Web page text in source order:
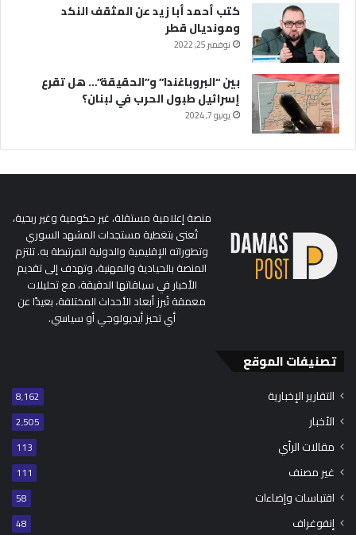
كتب أحمد أبا زيد عن المثقف النكد
ومونديال قطر
نوفمبر 25, 2022
بين “البروباغندا” و”الحقيقة”… هل تقرع
إسرائيل طبول الحرب في لبنان؟
يونيو 7, 2024
منصة إعلامية مستقلة، غير حكومية وغير ربحية،
تُعنى بتغطية مستجدات المشهد السوري
وتطوراته الإقليمية والدولية المرتبطة به. تلتزم
المنصة بالحيادية والمهنية، وتهدف إلى تقديم
الأخبار في سياقاتها الدقيقة، مع تحليلات
معمقة تُبرز أبعاد الأحداث المختلفة، بعيدًا عن
أي تحيز أيديولوجي أو سياسي.
تصنيفات الموقع
التقارير الإخبارية 8٬162
الأخبار 2٬505
مقالات الرأي 113
غير مصنف 111
اقتباسات وإضاءات 58
إنفوغراف 48